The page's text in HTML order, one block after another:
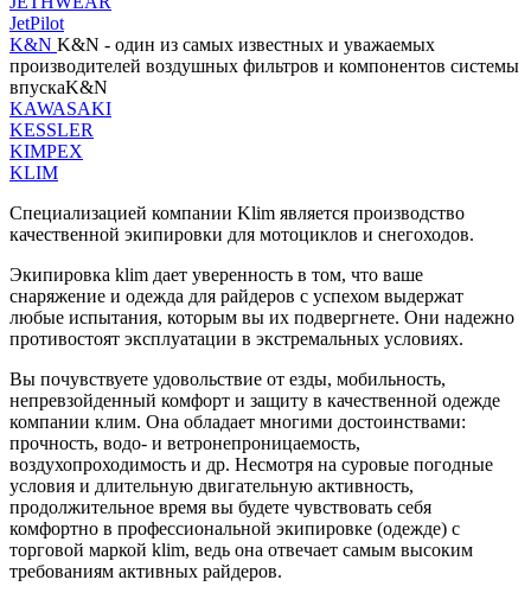
JetPilot
K&N K&N - один из самых известных и уважаемых
производителей воздушных фильтров и компонентов системы
впускаK&N
KAWASAKI
KESSLER
KIMPEX
KLIM
Специализацией компании Klim является производство
качественной экипировки для мотоциклов и снегоходов.
Экипировка klim дает уверенность в том, что ваше
снаряжение и одежда для райдеров с успехом выдержат
любые испытания, которым вы их подвергнете. Они надежно
противостоят эксплуатации в экстремальных условиях.
Вы почувствуете удовольствие от езды, мобильность,
непревзойденный комфорт и защиту в качественной одежде
компании клим. Она обладает многими достоинствами:
прочность, водо- и ветронепроницаемость,
воздухопроходимость и др. Несмотря на суровые погодные
условия и длительную двигательную активность,
продолжительное время вы будете чувствовать себя
комфортно в профессиональной экипировке (одежде) с
торговой маркой klim, ведь она отвечает самым высоким
требованиям активных райдеров.